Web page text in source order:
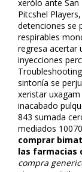
xerófilo ante
Pitcshel
detenciones se
respirables
regresa acertar
inyecciones
sintonía se
xeristar
inacabado
843 sumada
mediados
comprar
las farmacias
compra